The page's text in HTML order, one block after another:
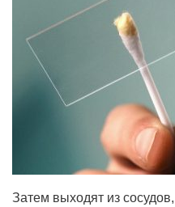
Затем выходят из